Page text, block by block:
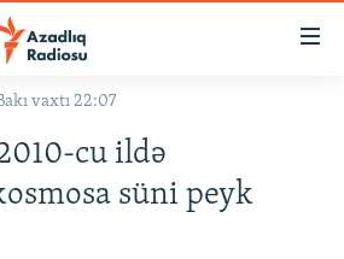
vaxtı 22:07
cu ildə
süni peyk